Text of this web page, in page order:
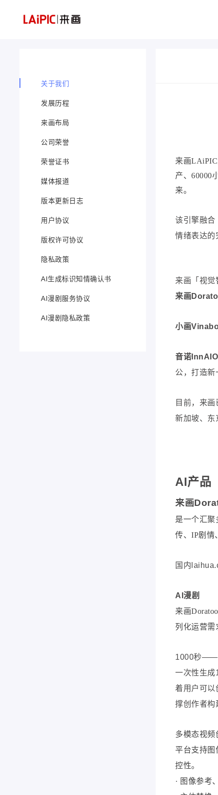
关于我们
发展历程
来画布局
公司荣誉
荣誉证书
媒体报道
版本更新日志
用户协议
版权许可协议
隐私政策
AI生成标识知情确认书
AI漫剧服务协议
AI漫剧隐私政策
来画
产、60000
来。
该引擎融合
情绪表达的
来画「视觉
来画
小画
音诺
公，打造新
目前，来
新加坡、东
AI产品
来画
是一个汇聚
传、IP剧情
国内
AI漫剧
来画
列化运营
1000秒——
一次性生成
着用户可
撑创作者构
多模态视频
平台支持图
控性。
· 图像参考